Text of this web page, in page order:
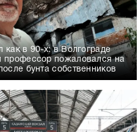
как в 90-х: в Волгограде
профессор пожаловался на
бунта собственников